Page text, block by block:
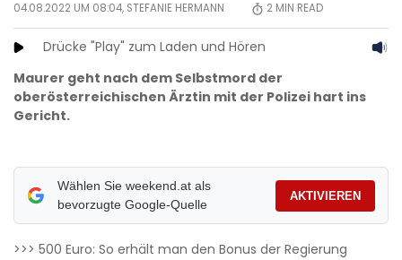
04.08.2022 UM 08:04, STEFANIE HERMANN 2 MIN READ
Drücke "Play" zum Laden und Hören
Maurer geht nach dem Selbstmord der
oberösterreichischen Ärztin mit der Polizei hart ins
Gericht.
Wählen Sie weekend.at als
bevorzugte Google-Quelle
AKTIVIEREN
>>> 500 Euro: So erhält man den Bonus der Regierung